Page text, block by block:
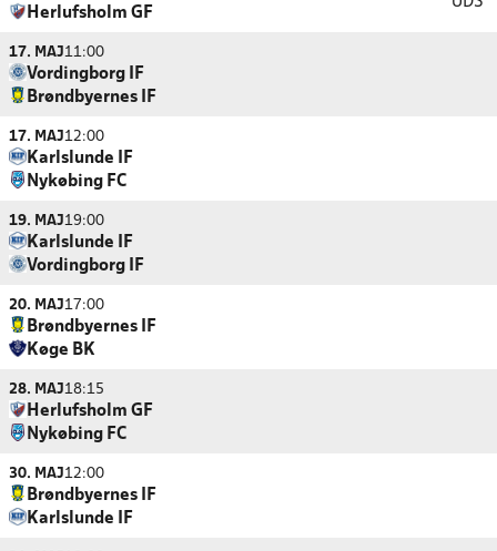
Herlufsholm GF
17. MAJ11:00
Vordingborg IF
Brøndbyernes IF
17. MAJ12:00
Karlslunde IF
Nykøbing FC
19. MAJ19:00
Karlslunde IF
Vordingborg IF
20. MAJ17:00
Brøndbyernes IF
Køge BK
28. MAJ18:15
Herlufsholm GF
Nykøbing FC
30. MAJ12:00
Brøndbyernes IF
Karlslunde IF